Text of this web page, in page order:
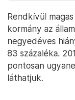
Rendkívül magas
kormány az
negyedéves
83 százaléka.
pontosan
láthatjuk.